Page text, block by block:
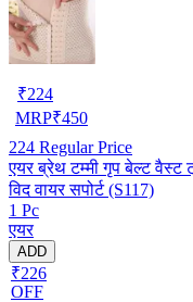
₹224
MRP₹450
224 Regular Price
एयर ब्रेथ टम्मी गृप बेल्ट वैस्ट
विद वायर सपोर्ट (S117)
1 Pc
एयर
ADD
₹226
OFF